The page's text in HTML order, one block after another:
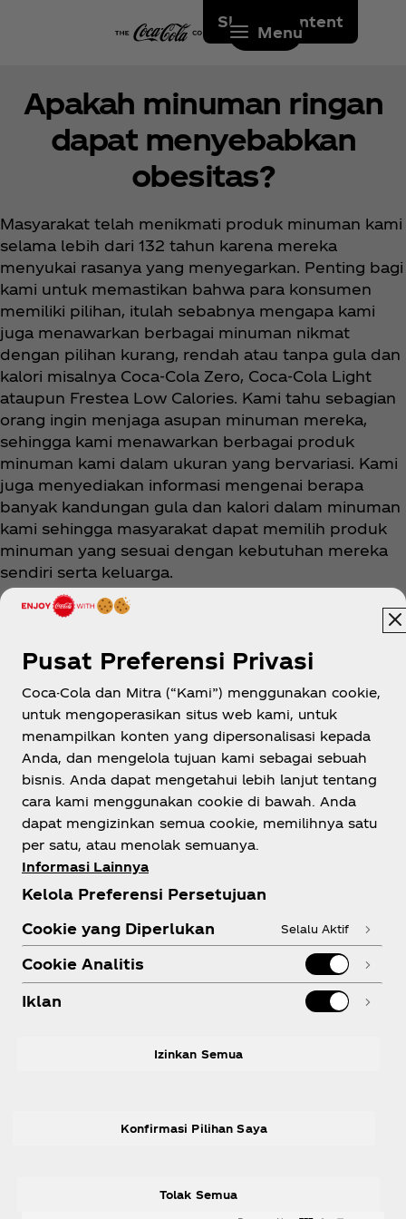
Skip to content
Menu
Apakah minuman ringan
dapat menyebabkan
obesitas?
Masyarakat telah menikmati produk minuman kami
selama lebih dari 132 tahun karena mereka
menyukai rasanya yang menyegarkan. Penting bagi
kami untuk memastikan bahwa para konsumen
memiliki pilihan, itulah sebabnya mengapa kami
juga menawarkan berbagai minuman nikmat
dengan pilihan kurang, rendah atau tanpa gula dan
kalori misalnya Coca‑Cola Zero, Coca‑Cola Light
ataupun Frestea Low Calories. Kami tahu sebagian
orang ingin menjaga asupan minuman mereka,
sehingga kami menawarkan berbagai produk
minuman kami dalam ukuran yang bervariasi. Kami
juga menyediakan informasi mengenai berapa
banyak kandungan gula dan kalori dalam minuman
kami sehingga masyarakat dapat memilih produk
minuman yang sesuai dengan kebutuhan mereka
sendiri serta keluarga.
Indonesia
Tentang kami
Perlu bantuan?
Pusat Preferensi Privasi
Coca-Cola dan Mitra (“Kami”) menggunakan cookie,
untuk mengoperasikan situs web kami, untuk
menampilkan konten yang dipersonalisasi kepada
Anda, dan mengelola tujuan kami sebagai sebuah
bisnis. Anda dapat mengetahui lebih lanjut tentang
cara kami menggunakan cookie di bawah. Anda
dapat mengizinkan semua cookie, memilihnya satu
per satu, atau menolak semuanya.
Informasi Lainnya
Kelola Preferensi Persetujuan
Cookie yang Diperlukan
Selalu Aktif
Cookie Analitis
Iklan
Izinkan Semua
Tolak Semua
Konfirmasi Pilihan Saya